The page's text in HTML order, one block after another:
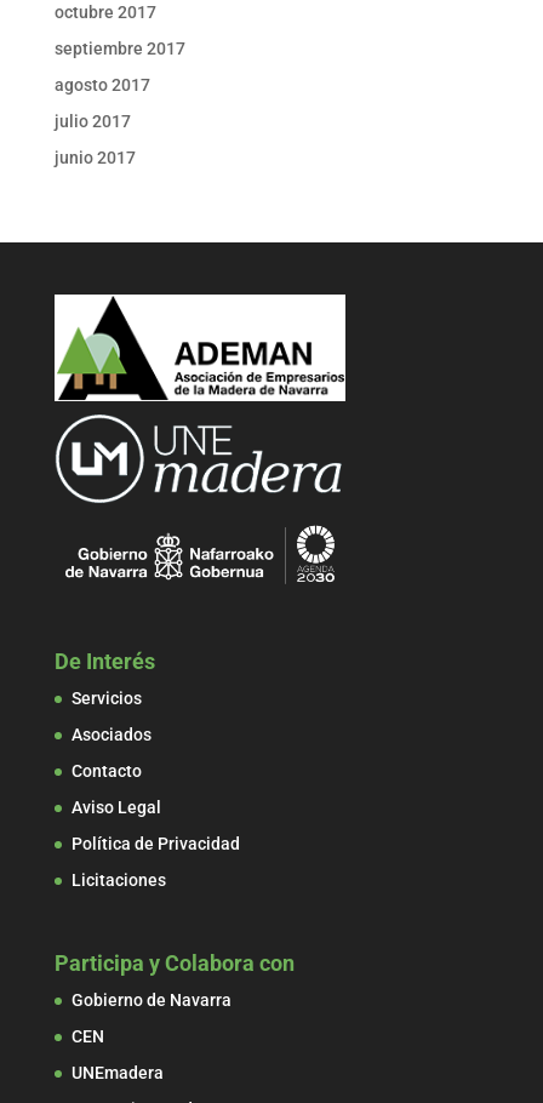
octubre 2017
septiembre 2017
agosto 2017
julio 2017
junio 2017
De Interés
Servicios
Asociados
Contacto
Aviso Legal
Política de Privacidad
Licitaciones
Participa y Colabora con
Gobierno de Navarra
CEN
UNEmadera